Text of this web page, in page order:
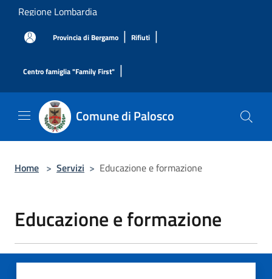
Salta al contenuto principale
Regione Lombardia
Provincia di Bergamo | Rifiuti |
Centro famiglia "Family First" |
Comune di Palosco
Home > Servizi > Educazione e formazione
Educazione e formazione